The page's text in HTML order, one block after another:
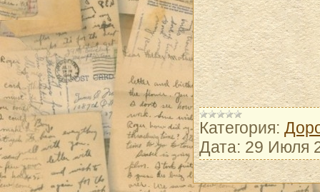
Категория:
Дата: 29 Июля